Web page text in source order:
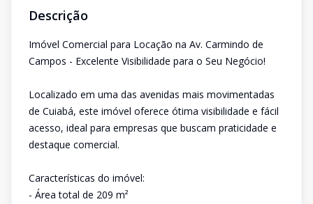
Descrição
Imóvel Comercial para Locação na Av. Carmindo de
Campos - Excelente Visibilidade para o Seu Negócio!
Localizado em uma das avenidas mais movimentadas
de Cuiabá, este imóvel oferece ótima visibilidade e fácil
acesso, ideal para empresas que buscam praticidade e
destaque comercial.
Características do imóvel:
- Área total de 209 m²